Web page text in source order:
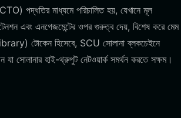
পদ্ধতির মাধ্যমে পরিচালিত হয়, যেখানে মূল
এবং এনগেজমেন্টের ওপর গুরুত্ব দেয়, বিশেষ করে মেম
টোকেন হিসেবে, SCU সোলানা ব্লকচেইনে
সোলানার হাই-থ্রুপুট নেটওয়ার্ক সমর্থন করতে সক্ষম।